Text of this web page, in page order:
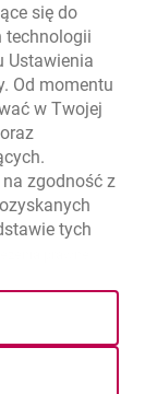
w nowej karcie
się w nowym
się do
technologii
Ustawienia
Od momentu
w Twojej
oraz
zgodność z
tych